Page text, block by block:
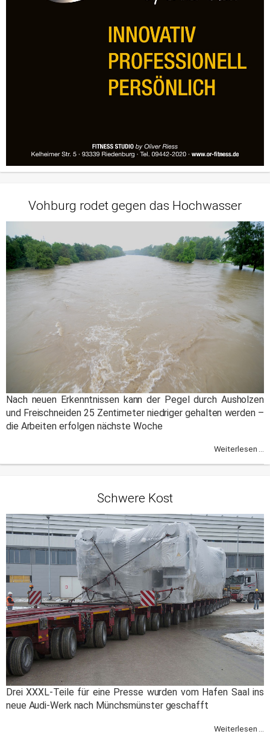
Vohburg rodet gegen das Hochwasser
Nach neuen Erkenntnissen kann der Pegel durch Ausholzen
und Freischneiden 25 Zentimeter niedriger gehalten werden –
die Arbeiten erfolgen nächste Woche
Weiterlesen ...
Schwere Kost
Drei XXXL-Teile für eine Presse wurden vom Hafen Saal ins
neue Audi-Werk nach Münchsmünster geschafft
Weiterlesen ...